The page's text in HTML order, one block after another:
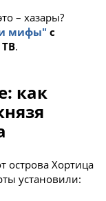
– хазары?
мифы" с
.
как
острова Хортица
установили: